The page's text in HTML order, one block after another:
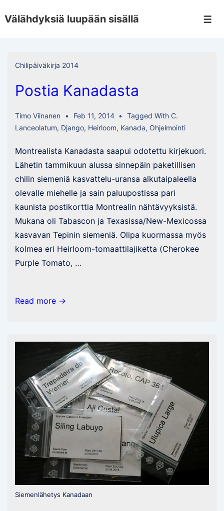
Skip
Content
Välähdyksiä luupään sisällä
Chilipäiväkirja 2014
Postia Kanadasta
Timo Viinanen Feb 11, 2014 Tagged With C.
Lanceolatum, Django, Heirloom, Kanada, Ohjelmointi
Montrealista Kanadasta saapui odotettu kirjekuori.
Lähetin tammikuun alussa sinnepäin paketillisen
chilin siemeniä kasvattelu-uransa alkutaipaleella
olevalle miehelle ja sain paluupostissa pari
kaunista postikorttia Montrealin nähtävyyksistä.
Mukana oli Tabascon ja Texasissa/New-Mexicossa
kasvavan Tepinin siemeniä. Olipa kuormassa myös
kolmea eri Heirloom-tomaattilajiketta (Cherokee
Purple Tomato, …
Postia
Read more →
Siemenlähetys Kanadaan